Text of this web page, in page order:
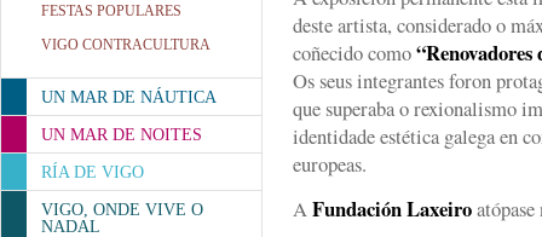
FESTAS POPULARES
VIGO CONTRACULTURA
UN MAR DE NÁUTICA
UN MAR DE NOITES
RÍA DE VIGO
VIGO, ONDE VIVE O
NADAL
deste artista, considerado o
coñecido como
Os seus integrantes foron
que superaba o rexionalismo
identidade estética galega en
europeas.
AFundación Laxeiro